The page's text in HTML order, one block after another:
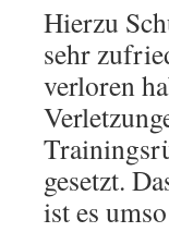
Hierzu
sehr
verloren
gesetzt.
ist es